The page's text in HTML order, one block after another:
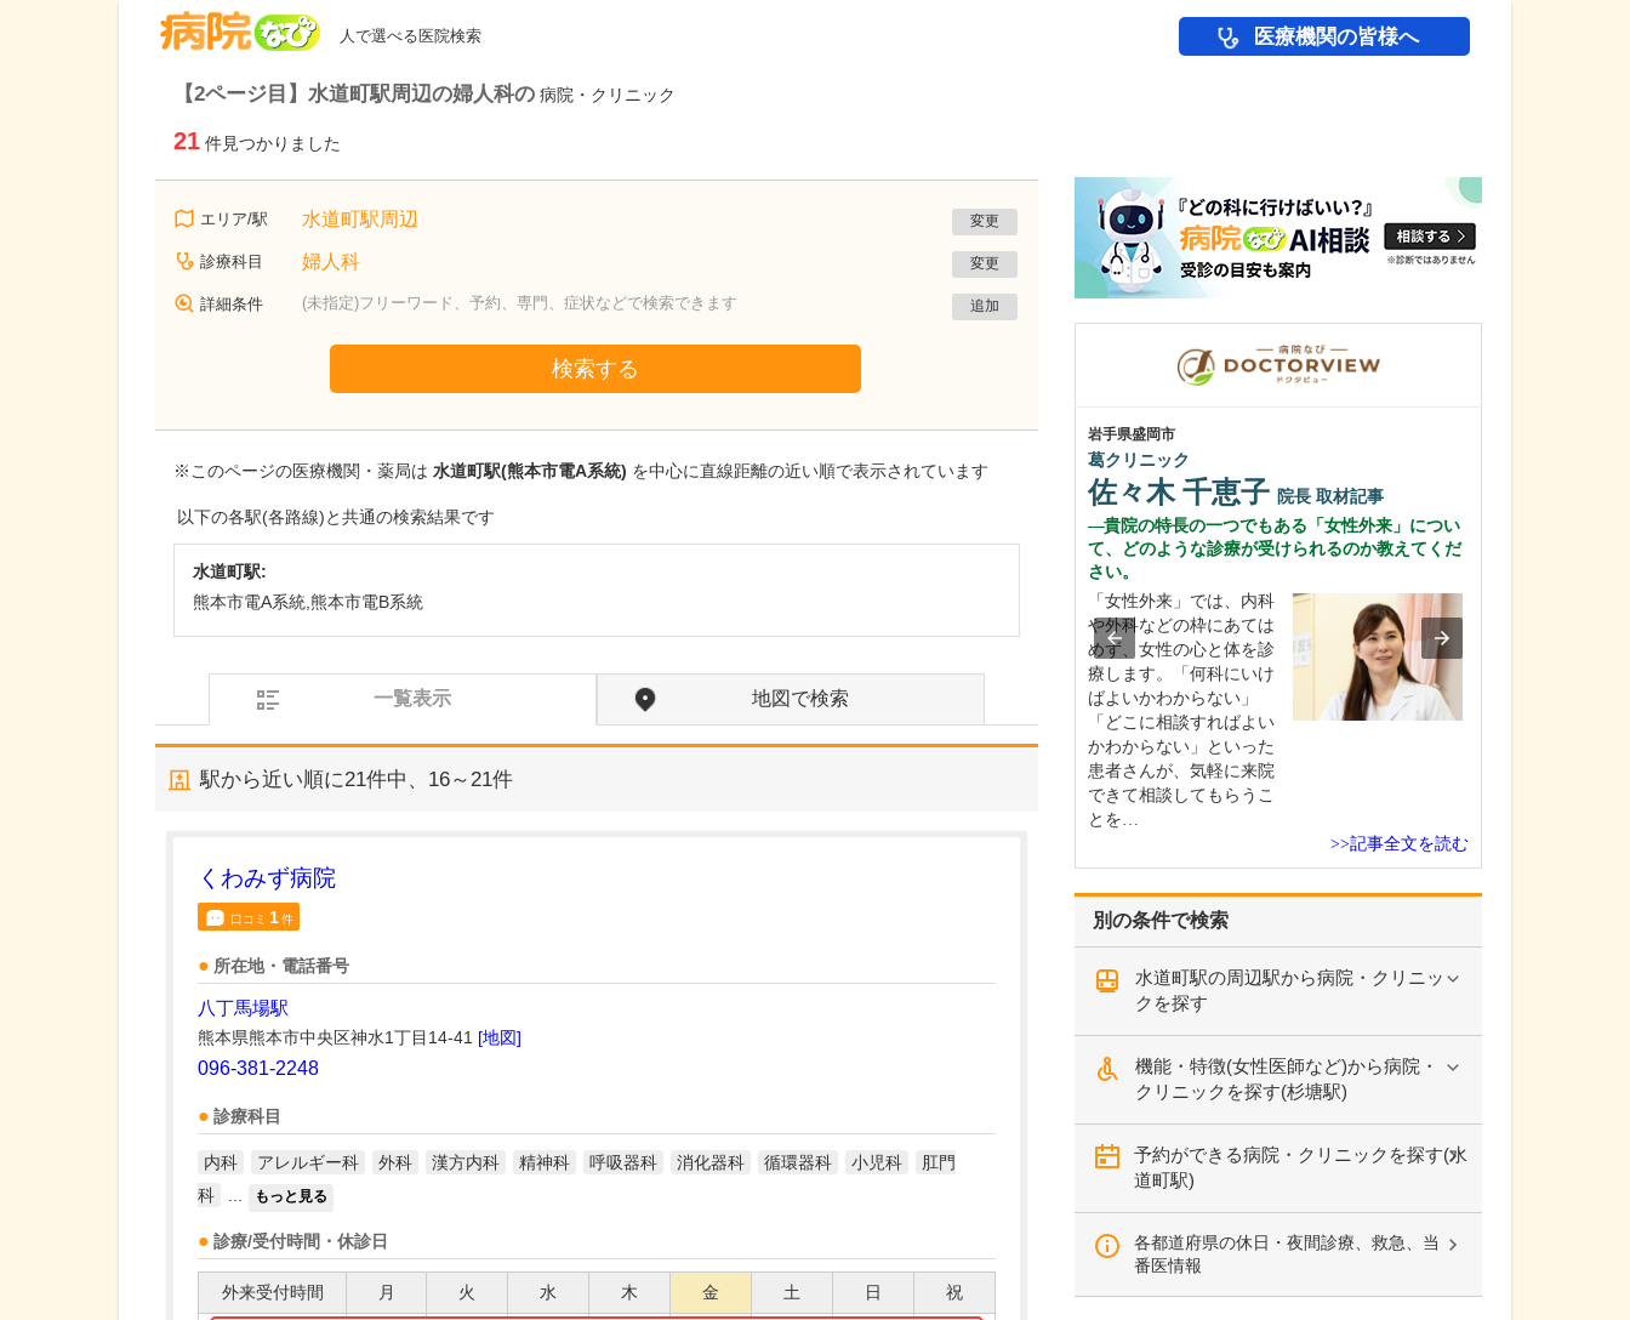
人で選べる医院検索 医療機関の皆様へ
【2ページ目】水道町駅周辺の婦人科の 病院・クリニック
21 件見つかりました
エリア/駅 水道町駅周辺 変更
診療科目 婦人科 変更
詳細条件 (未指定)フリーワード、予約、専門、症状などで検索できます 追加
検索する
※このページの医療機関・薬局は 水道町駅(熊本市電A系統) を中心に直線距離の近い順で表示されています
以下の各駅(各路線)と共通の検索結果です
水道町駅:
熊本市電A系統,熊本市電B系統
一覧表示 地図で検索
駅から近い順に21件中、 16～21件
くわみず病院
口コミ 1件
所在地・電話番号
八丁馬場駅
熊本県熊本市中央区神水1丁目14-41 [地図]
096-381-2248
診療科目
内科 アレルギー科 外科 漢方内科 精神科 呼吸器科 消化器科 循環器科 小児科
肛門
科
もっと見る
診療/受付時間・休診日
外来受付時間 月 火 水 木 金 土 日 祝
別の条件で検索
水道町駅の周辺駅から病院・クリニッ
クを探す
機能・特徴(女性医師など)から病院・
クリニックを探す(杉塘駅)
予約ができる病院・クリニックを探す(水
道町駅)
各都道府県の休日・夜間診療、救急、当
番医情報
熊本県熊本市南区
たかしお内科ハートクリニック
たのにはどのような理由があったのでしょうか?
ん。しかも、悪化と改善
を繰り返しながら病状は
だんだん悪くなっていき
ます。大学病院で後進の
岩手県盛岡市
葛クリニック
佐々木 千恵子 院長 取材記事
貴院の特長の一つでもある「女性外来」につい
て、どのような診療が受けられるのか教えてくだ
さい。
「女性外来」では、内科
や外科などの枠にあては
めず、女性の心と体を診
療します。「何科にいけ
ばよいかわからない」
「どこに相談すればよい
かわからない」といった
患者さんが、気軽に来院
できて相談してもらうこ
とを…
>>記事全文を読む